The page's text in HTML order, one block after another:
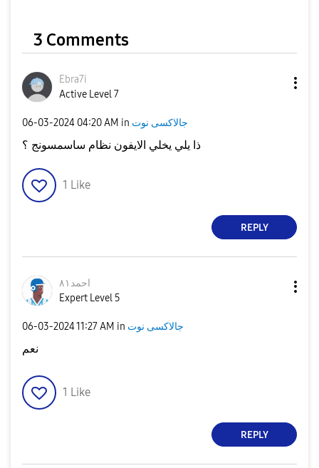
3 Comments
Ebra7i
Active Level 7
‎06-03-2024 04:20 AM in جالاكسى نوت
ذا يلي يخلي الايفون نظام ساسمسونج ؟
1 Like
REPLY
احمد٨١
Expert Level 5
‎06-03-202411:27 AM in جالاكسى نوت
نعم
1 Like
REPLY